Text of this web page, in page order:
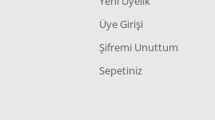
Üye Girişi
Şifremi Unuttum
Sepetiniz